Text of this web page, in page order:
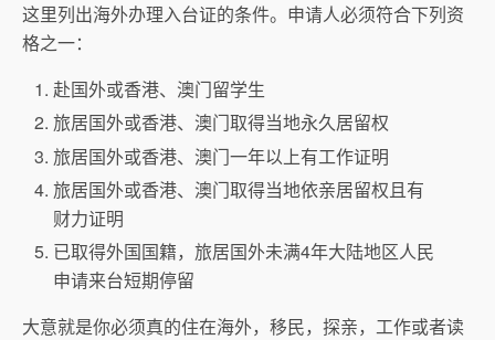
这里列出海外办理入台证的条件。申请人必须符合下列资
格之一：
赴国外或香港、澳门留学生
旅居国外或香港、澳门取得当地永久居留权
旅居国外或香港、澳门一年以上有工作证明
旅居国外或香港、澳门取得当地依亲居留权且有
财力证明
已取得外国国籍，旅居国外未满4年大陆地区人民
申请来台短期停留
大意就是你必须真的住在海外，移民，探亲，工作或者读